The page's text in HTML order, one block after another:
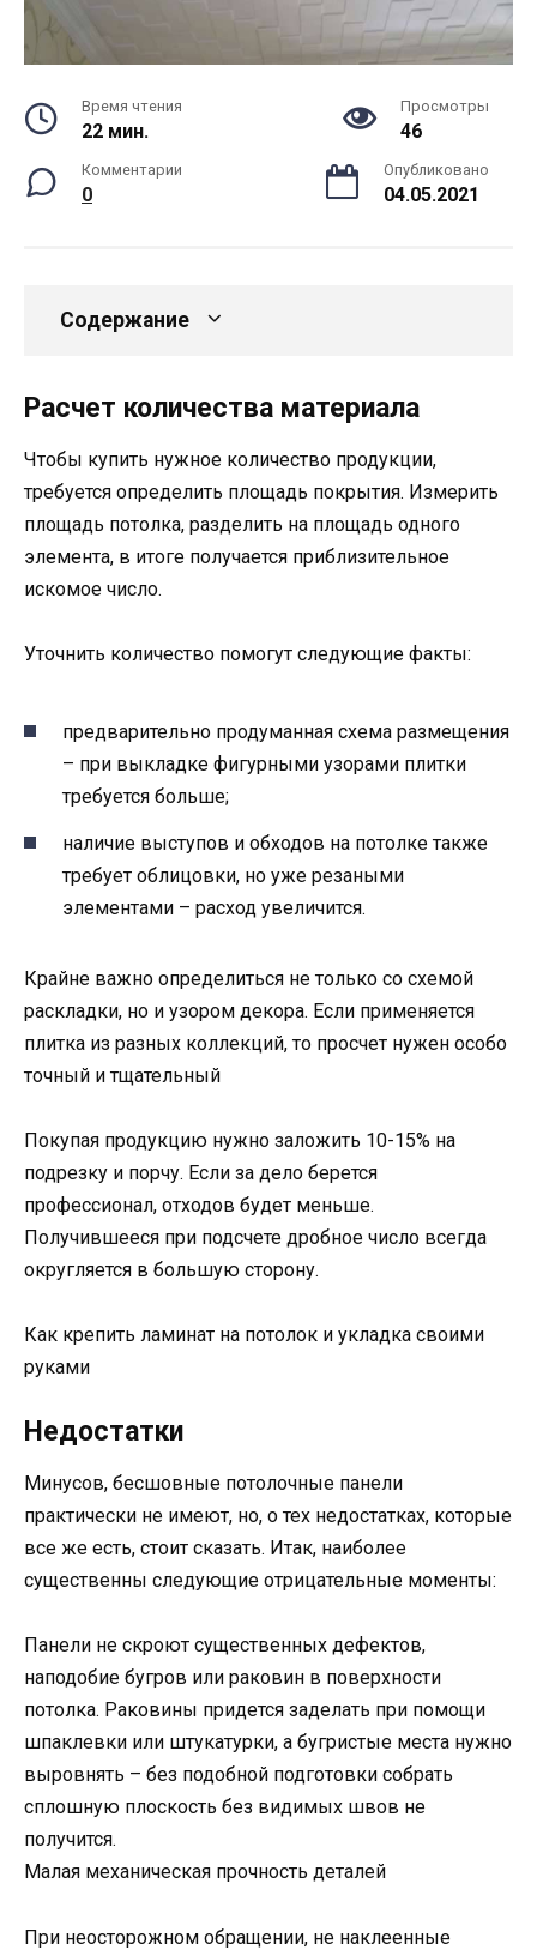
Время чтения
22 мин.
Просмотры
46
Комментарии
0
Опубликовано
04.05.2021
Содержание
Расчет количества материала
Чтобы купить нужное количество продукции,
требуется определить площадь покрытия. Измерить
площадь потолка, разделить на площадь одного
элемента, в итоге получается приблизительное
искомое число.
Уточнить количество помогут следующие факты:
предварительно продуманная схема размещения
– при выкладке фигурными узорами плитки
требуется больше;
наличие выступов и обходов на потолке также
требует облицовки, но уже резаными
элементами – расход увеличится.
Крайне важно определиться не только со схемой
раскладки, но и узором декора. Если применяется
плитка из разных коллекций, то просчет нужен особо
точный и тщательный
Покупая продукцию нужно заложить 10-15% на
подрезку и порчу. Если за дело берется
профессионал, отходов будет меньше.
Получившееся при подсчете дробное число всегда
округляется в большую сторону.
Как крепить ламинат на потолок и укладка своими
руками
Недостатки
Минусов, бесшовные потолочные панели
практически не имеют, но, о тех недостатках, которые
все же есть, стоит сказать. Итак, наиболее
существенны следующие отрицательные моменты:
Панели не скроют существенных дефектов,
наподобие бугров или раковин в поверхности
потолка. Раковины придется заделать при помощи
шпаклевки или штукатурки, а бугристые места нужно
выровнять – без подобной подготовки собрать
сплошную плоскость без видимых швов не
получится.
Малая механическая прочность деталей
При неосторожном обращении, не наклеенные